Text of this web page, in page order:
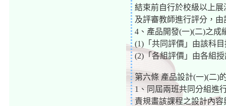
結束前自行於校級以上
及評審教師進行評分，
4、產品開發(一)(二)之成
(1)「共同評價」由該科
(2)「各組評價」由各組
第六條 產品設計(一)(二)
1、同屆兩班共同分組進
責規畫該課程之設計內